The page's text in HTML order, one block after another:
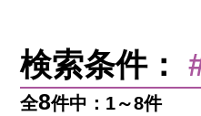
検索条件：
全8件中：1～8件